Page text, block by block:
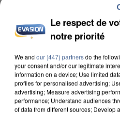
Le respect de
notre priorité
We and our (447) partnersdo the
your consent and/or our legitimate
information on a device; Use limited
profiles for personalised advertising;
advertising; Measure advertising
performance; Understand audiences
of data from different sources; Develop